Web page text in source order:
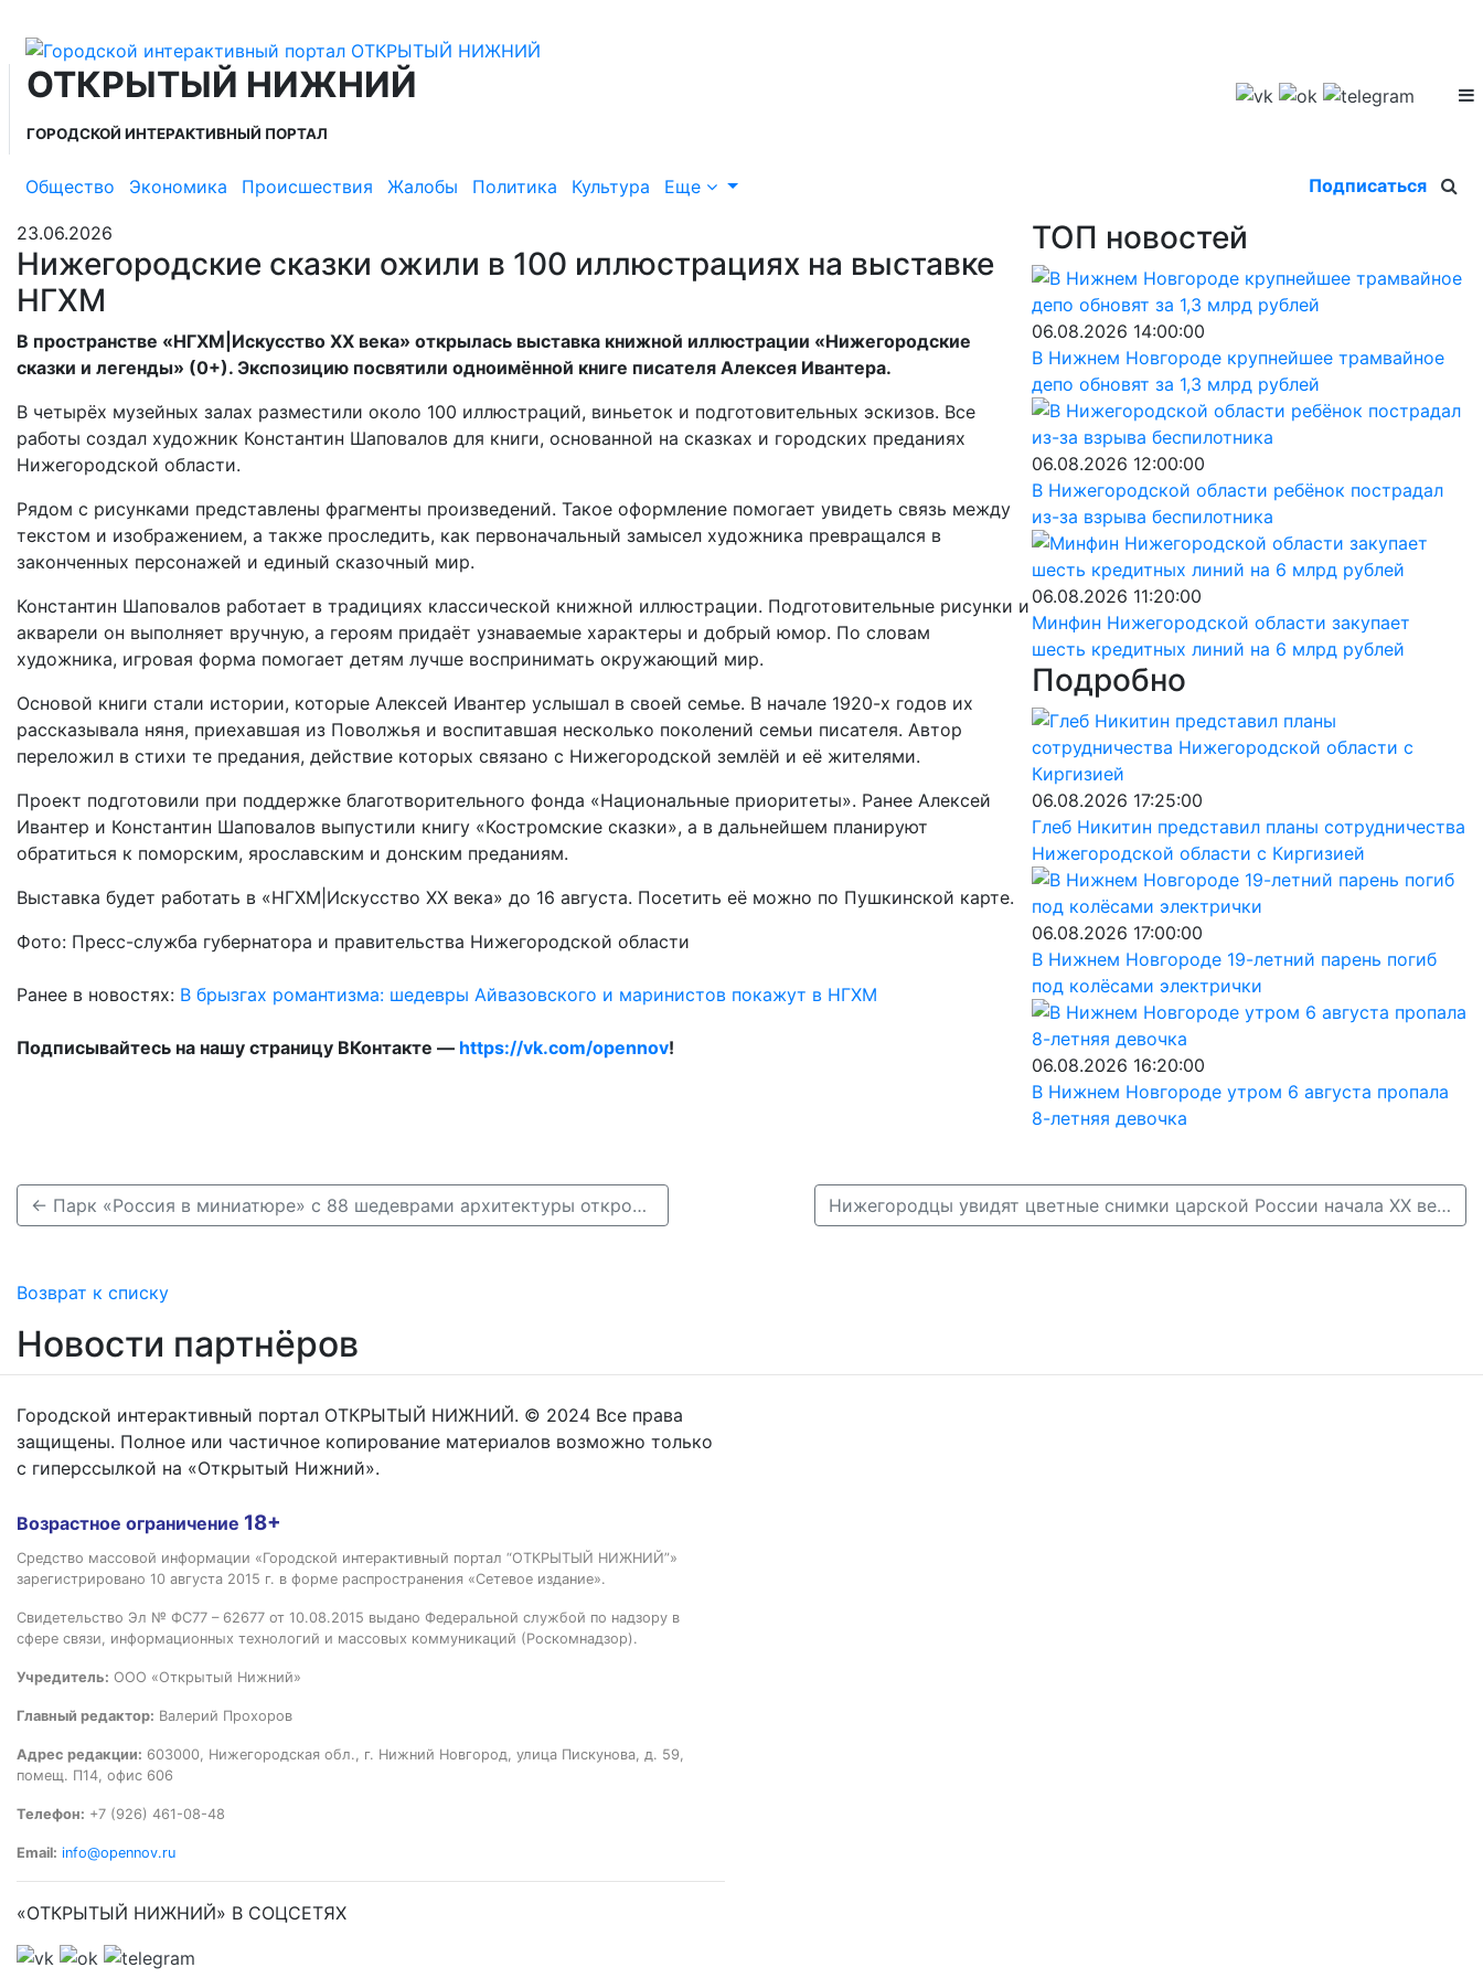
ОТКРЫТЫЙ НИЖНИЙ
ГОРОДСКОЙ ИНТЕРАКТИВНЫЙ ПОРТАЛ
Общество Экономика Происшествия Жалобы Политика Культура Еще Подписаться
23.06.2026
Нижегородские сказки ожили в 100 иллюстрациях на выставке
НГХМ
В пространстве «НГХМ|Искусство XX века» открылась выставка книжной иллюстрации «Нижегородские
сказки и легенды» (0+). Экспозицию посвятили одноимённой книге писателя Алексея Ивантера.
В четырёх музейных залах разместили около 100 иллюстраций, виньеток и подготовительных эскизов. Все
работы создал художник Константин Шаповалов для книги, основанной на сказках и городских преданиях
Нижегородской области.
Рядом с рисунками представлены фрагменты произведений. Такое оформление помогает увидеть связь между
текстом и изображением, а также проследить, как первоначальный замысел художника превращался в
законченных персонажей и единый сказочный мир.
Константин Шаповалов работает в традициях классической книжной иллюстрации. Подготовительные рисунки и
акварели он выполняет вручную, а героям придаёт узнаваемые характеры и добрый юмор. По словам
художника, игровая форма помогает детям лучше воспринимать окружающий мир.
Основой книги стали истории, которые Алексей Ивантер услышал в своей семье. В начале 1920-х годов их
рассказывала няня, приехавшая из Поволжья и воспитавшая несколько поколений семьи писателя. Автор
переложил в стихи те предания, действие которых связано с Нижегородской землёй и её жителями.
Проект подготовили при поддержке благотворительного фонда «Национальные приоритеты». Ранее Алексей
Ивантер и Константин Шаповалов выпустили книгу «Костромские сказки», а в дальнейшем планируют
обратиться к поморским, ярославским и донским преданиям.
Выставка будет работать в «НГХМ|Искусство XX века» до 16 августа. Посетить её можно по Пушкинской карте.
Фото: Пресс-служба губернатора и правительства Нижегородской области
Ранее в новостях: В брызгах романтизма: шедевры Айвазовского и маринистов покажут в НГХМ
Подписывайтесь на нашу страницу ВКонтакте — https://vk.com/opennov!
ТОП новостей
06.08.2026 14:00:00
В Нижнем Новгороде крупнейшее трамвайное
депо обновят за 1,3 млрд рублей
06.08.2026 12:00:00
В Нижегородской области ребёнок пострадал
из-за взрыва беспилотника
06.08.2026 11:20:00
Минфин Нижегородской области закупает
шесть кредитных линий на 6 млрд рублей
Подробно
06.08.2026 17:25:00
Глеб Никитин представил планы сотрудничества
Нижегородской области с Киргизией
06.08.2026 17:00:00
В Нижнем Новгороде 19-летний парень погиб
под колёсами электрички
06.08.2026 16:20:00
В Нижнем Новгороде утром 6 августа пропала
8-летняя девочка
← Парк «Россия в миниатюре» с 88 шедеврами архитектуры откроется под Нижним Нижегородцы увидят цветные снимки царской России начала XX века →
Возврат к списку
Новости партнёров
Городской интерактивный портал ОТКРЫТЫЙ НИЖНИЙ. © 2024 Все права
защищены. Полное или частичное копирование материалов возможно только
с гиперссылкой на «Открытый Нижний».
Возрастное ограничение 18+
Средство массовой информации «Городской интерактивный портал “ОТКРЫТЫЙ НИЖНИЙ”»
зарегистрировано 10 августа 2015 г. в форме распространения «Сетевое издание».
Свидетельство Эл № ФС77 – 62677 от 10.08.2015 выдано Федеральной службой по надзору в
сфере связи, информационных технологий и массовых коммуникаций (Роскомнадзор).
Учредитель: ООО «Открытый Нижний»
Главный редактор: Валерий Прохоров
Адрес редакции: 603000, Нижегородская обл., г. Нижний Новгород, улица Пискунова, д. 59,
помещ. П14, офис 606
Телефон: +7 (926) 461-08-48
Email: info@opennov.ru
«ОТКРЫТЫЙ НИЖНИЙ» В СОЦСЕТЯХ